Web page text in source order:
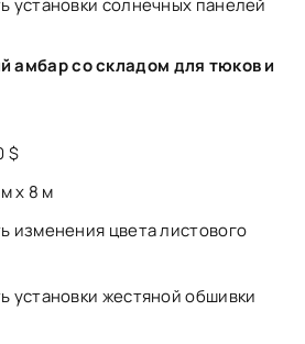
установки солнечных панелей
амбар со складом для тюков и
$
x 8 м
изменения цвета листового
установки жестяной обшивки